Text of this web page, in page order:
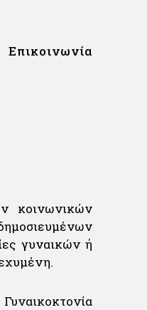
Επικοινωνία
κοινωνικών
γυναικών ή